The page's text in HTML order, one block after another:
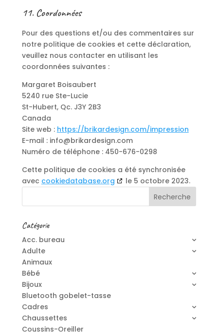
11. Coordonnées
Pour des questions et/ou des commentaires sur
notre politique de cookies et cette déclaration,
veuillez nous contacter en utilisant les
coordonnées suivantes :
Margaret Boisaubert
5240 rue Ste-Lucie
St-Hubert, Qc. J3Y 2B3
Canada
Site web : https://brikardesign.com/impression
E-mail : info@brikardesign.com
Numéro de téléphone : 450-676-0298
Cette politique de cookies a été synchronisée
avec cookiedatabase.org
le 5 octobre 2023.
Recherche
Catégorie
Acc. bureau
Adulte
Animaux
Bébé
Bijoux
Bluetooth gobelet-tasse
Cadres
Chaussettes
Coussins-Oreiller